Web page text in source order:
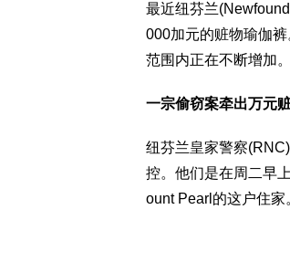
最近纽芬兰
000加元的赃物瑜伽
范围内正在不断增加。
一宗偷窃案牵出万元
纽芬兰皇家警察
控。他们是在周二早
ount Pearl的这户住家